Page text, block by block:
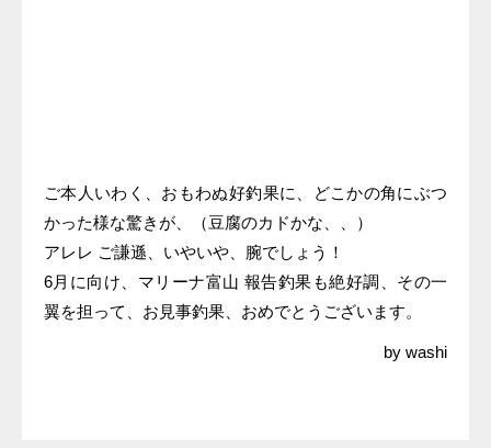
ご本人いわく、おもわぬ好釣果に、どこかの角にぶつ
かった様な驚きが、（豆腐のカドかな、、）
アレレ ご謙遜、いやいや、腕でしょう！
6月に向け、マリーナ富山 報告釣果も絶好調、その一
翼を担って、お見事釣果、おめでとうございます。
by washi